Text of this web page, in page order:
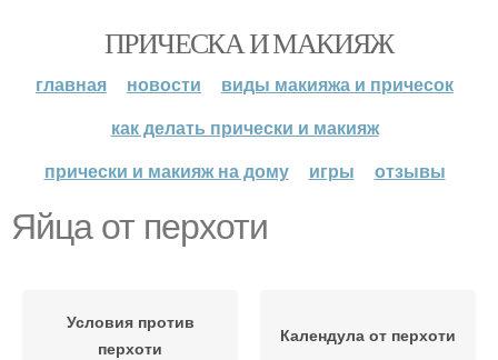
ПРИЧЕСКА И МАКИЯЖ
главная новости
виды макияжа и причесок
как делать прически и макияж
прически и макияж на дому
игры отзывы
Яйца от перхоти
Условия против
перхоти
Календула от перхоти